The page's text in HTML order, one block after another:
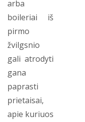
arba
boileriai iš
pirmo
žvilgsnio
gali atrodyti
gana
paprasti
prietaisai,
apie kuriuos